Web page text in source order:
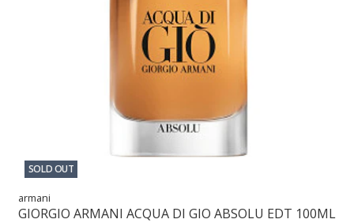
SOLD OUT
armani
GIORGIO ARMANI ACQUA DI GIO ABSOLU EDT 100ML